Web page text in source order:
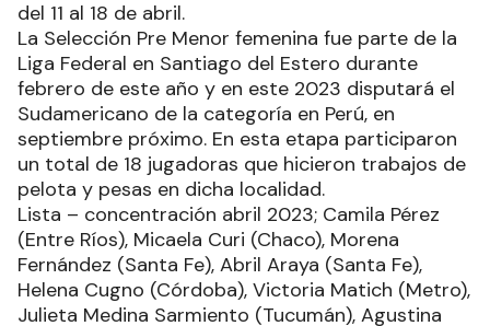
del 11 al 18 de abril.
La Selección Pre Menor femenina fue parte de la
Liga Federal en Santiago del Estero durante
febrero de este año y en este 2023 disputará el
Sudamericano de la categoría en Perú, en
septiembre próximo. En esta etapa participaron
un total de 18 jugadoras que hicieron trabajos de
pelota y pesas en dicha localidad.
Lista – concentración abril 2023; Camila Pérez
(Entre Ríos), Micaela Curi (Chaco), Morena
Fernández (Santa Fe), Abril Araya (Santa Fe),
Helena Cugno (Córdoba), Victoria Matich (Metro),
Julieta Medina Sarmiento (Tucumán), Agustina